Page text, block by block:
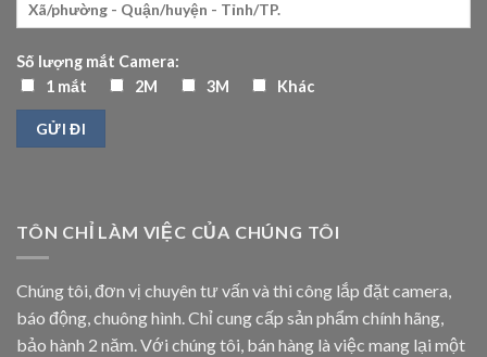
Số lượng mắt Camera:
1 mắt
2M 3M Khác
TÔN CHỈ LÀM VIỆC CỦA CHÚNG TÔI
Chúng tôi, đơn vị chuyên tư vấn và thi công lắp đặt camera,
báo động, chuông hình. Chỉ cung cấp sản phẩm chính hãng,
bảo hành 2 năm. Với chúng tôi, bán hàng là việc mang lại một